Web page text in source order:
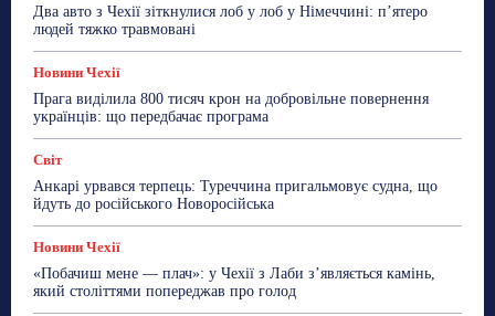
Два авто з Чехії зіткнулися лоб у лоб у Німеччині: п’ятеро
людей тяжко травмовані
Новини Чехії
Прага виділила 800 тисяч крон на добровільне повернення
українців: що передбачає програма
Світ
Анкарі урвався терпець: Туреччина пригальмовує судна, що
йдуть до російського Новоросійська
Новини Чехії
«Побачиш мене — плач»: у Чехії з Лаби з’являється камінь,
який століттями попереджав про голод